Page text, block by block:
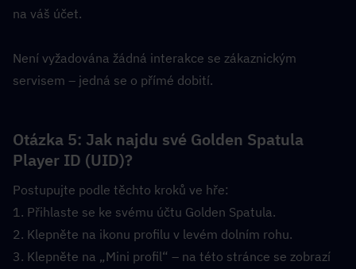
na váš účet.
Není vyžadována žádná interakce se zákaznickým
servisem – jedná se o přímé dobití.
Otázka 5: Jak najdu své Golden Spatula
Player ID (UID)?
Postupujte podle těchto kroků ve hře:
1. Přihlaste se ke svému účtu Golden Spatula.
2. Klepněte na ikonu profilu v levém dolním rohu.
3. Klepněte na „Mini profil“ – na této stránce se zobrazí